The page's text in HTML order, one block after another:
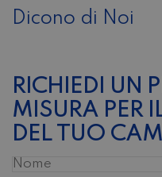
Dicono di Noi
RICHIEDI UN
MISURA PER
DEL TUO